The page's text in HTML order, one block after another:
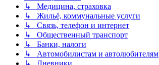
↳ Медицина, страховка
↳ Жильё, коммунальные услуги
↳ Связь, телефон и интернет
↳ Общественный транспорт
↳ Банки, налоги
↳ Автомобилистам и автолюбителям
↳ Дневники